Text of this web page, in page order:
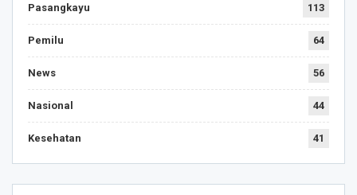
Pasangkayu 113
Pemilu 64
News 56
Nasional 44
Kesehatan 41